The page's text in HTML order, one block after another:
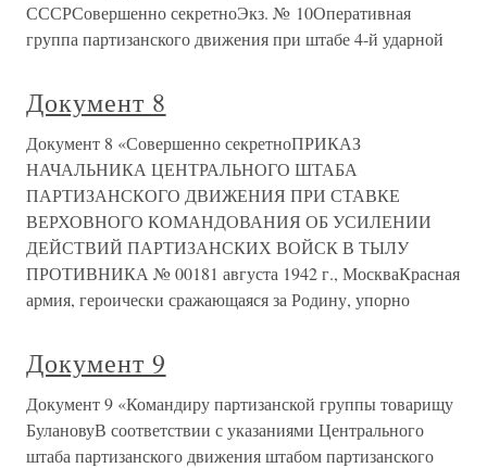
СССРСовершенно секретноЭкз. № 10Оперативная
группа партизанского движения при штабе 4-й ударной
Документ 8
Документ 8 «Совершенно секретноПРИКАЗ
НАЧАЛЬНИКА ЦЕНТРАЛЬНОГО ШТАБА
ПАРТИЗАНСКОГО ДВИЖЕНИЯ ПРИ СТАВКЕ
ВЕРХОВНОГО КОМАНДОВАНИЯ ОБ УСИЛЕНИИ
ДЕЙСТВИЙ ПАРТИЗАНСКИХ ВОЙСК В ТЫЛУ
ПРОТИВНИКА № 00181 августа 1942 г., МоскваКрасная
армия, героически сражающаяся за Родину, упорно
Документ 9
Документ 9 «Командиру партизанской группы товарищу
БулановуВ соответствии с указаниями Центрального
штаба партизанского движения штабом партизанского